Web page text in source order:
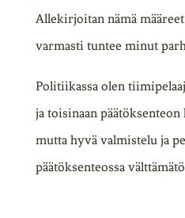
Allekirjoitan nämä
varmasti tuntee minut
Politiikassa olen
ja toisinaan päätöksenteon
mutta hyvä valmistelu ja
päätöksenteossa